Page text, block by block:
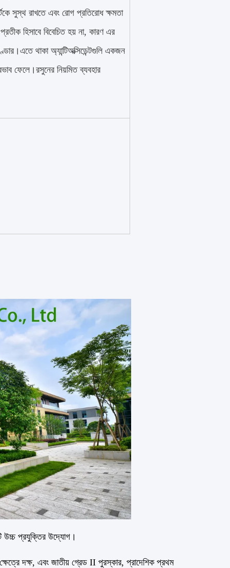
সুস্থ রাখতে এবং রোগ প্রতিরোধ ক্ষমতা
হিসাবে বিবেচিত হয় না, কারণ এর
থাকা অ্যান্টিঅক্সিডেন্টগুলি একজন
ফেলে।রসুনের নিয়মিত ব্যবহার
উচ্চ প্রযুক্তির উদ্যোগ।
দক্ষ, এবং জাতীয় গ্রেড II পুরস্কার, প্রাদেশিক প্রথম